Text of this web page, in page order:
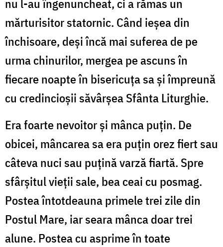
nu l-au îngenuncheat, ci a rămas un
mărturisitor statornic. Când ieşea din
închisoare, deşi încă mai suferea de pe
urma chinurilor, mergea pe ascuns în
fiecare noapte în bisericuţa sa şi împreună
cu credincioşii săvârşea Sfânta Liturghie.
Era foarte nevoitor şi mânca puţin. De
obicei, mâncarea sa era puţin orez fiert sau
câteva nuci sau puţină varză fiartă. Spre
sfârşitul vieţii sale, bea ceai cu posmag.
Postea întotdeauna primele trei zile din
Postul Mare, iar seara mânca doar trei
alune. Postea cu asprime în toate